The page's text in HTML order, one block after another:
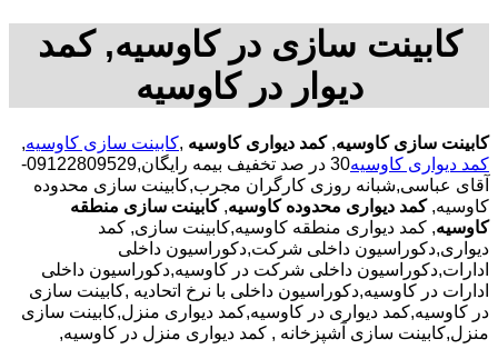
کابینت سازی در کاوسیه, کمد
دیوار در کاوسیه
کابینت سازی کاوسیه,کمد دیواری کاوسیه ,کابینت سازی کاوسیه,
کمد دیواری کاوسیه
30 در صد تخفیف بیمه رایگان,09122809529-
آقای عباسی,شبانه روزی کارگران مجرب,کابینت سازی محدوده
کاوسیه,کمد دیواری محدوده کاوسیه, کابینت سازی منطقه
کاوسیه, کمد دیواری منطقه کاوسیه,کابینت سازی, کمد
دیواری,دکوراسیون داخلی شرکت,دکوراسیون داخلی
ادارات,دکوراسیون داخلی شرکت در کاوسیه,دکوراسیون داخلی
ادارات در کاوسیه,دکوراسیون داخلی با نرخ اتحادیه ,کابینت سازی
در کاوسیه,کمد دیواری در کاوسیه,کمد دیواری منزل,کابینت سازی
منزل,کابینت سازی آشپزخانه , کمد دیواری منزل در کاوسیه,